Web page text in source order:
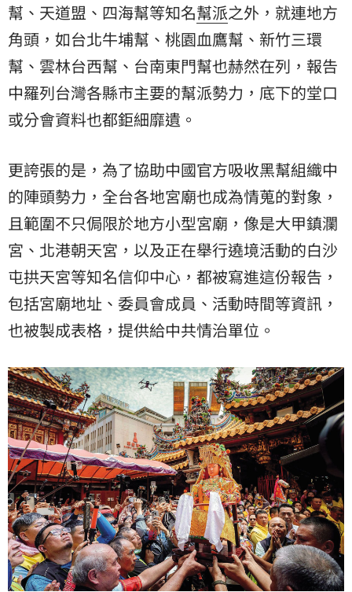
幫、天道盟、四海幫等知名幫派之外，就連地方
角頭，如台北牛埔幫、桃園血鷹幫、新竹三環
幫、雲林台西幫、台南東門幫也赫然在列，報告
中羅列台灣各縣市主要的幫派勢力，底下的堂口
或分會資料也都鉅細靡遺。
更誇張的是，為了協助中國官方吸收黑幫組織中
的陣頭勢力，全台各地宮廟也成為情蒐的對象，
且範圍不只侷限於地方小型宮廟，像是大甲鎮瀾
宮、北港朝天宮，以及正在舉行遶境活動的白沙
屯拱天宮等知名信仰中心，都被寫進這份報告，
包括宮廟地址、委員會成員、活動時間等資訊，
也被製成表格，提供給中共情治單位。